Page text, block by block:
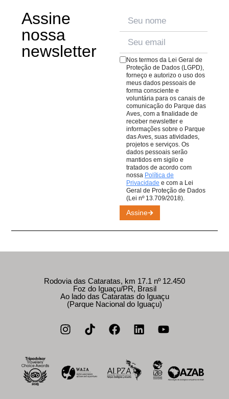
OBistrô da Mata
, no meio da trilha, oferecendo um
repleto de pratos e quitutes para todos os gostos.
cardápio aqui;
, com cafés, lanches e sobremesas
para comer ou levar. Lembrando que todas as compras
em nossos restaurantes ajudam nosso trabalho de
conservação de aves da Mata Atlântica.
se vestir com capas ou então aproveitar para ter uma
conexão ainda mais imersiva com a natureza.
Assine
nossa
newsletter
Assine
Nos termos da Lei Geral de
Proteção de Dados (LGPD),
forneço e autorizo o uso dos
meus dados pessoais de
forma consciente e
voluntária para os canais de
comunicação do Parque das
Aves, com a finalidade de
receber newsletter e
informações sobre o Parque
das Aves, suas atividades,
projetos e serviços. Os
dados pessoais serão
mantidos em sigilo e
tratados de acordo com
nossa Política de
Privacidade e com a Lei
Geral de Proteção de Dados
(Lei nº 13.709/2018).
Rodovia das Cataratas, km 17.1 nº 12.450
Foz do Iguaçu/PR, Brasil
Ao lado das Cataratas do Iguaçu
(Parque Nacional do Iguaçu)